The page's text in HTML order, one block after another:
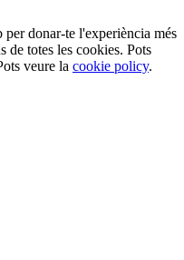
donar-te l'experiència més
de totes les cookies. Pots
veure la cookie policy.